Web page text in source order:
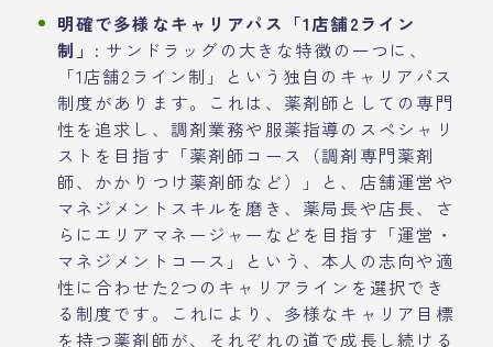
明確で多様なキャリアパス「1店舗2ライン
制」: サンドラッグの大きな特徴の一つに、
「1店舗2ライン制」という独自のキャリアパス
制度があります。これは、薬剤師としての専門
性を追求し、調剤業務や服薬指導のスペシャリ
ストを目指す「薬剤師コース（調剤専門薬剤
師、かかりつけ薬剤師など）」と、店舗運営や
マネジメントスキルを磨き、薬局長や店長、さ
らにエリアマネージャーなどを目指す「運営・
マネジメントコース」という、本人の志向や適
性に合わせた2つのキャリアラインを選択でき
る制度です。これにより、多様なキャリア目標
を持つ薬剤師が、それぞれの道で成長し続ける